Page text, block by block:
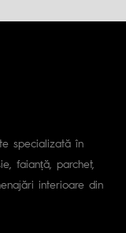
specializată în
faianță, parchet,
interioare din